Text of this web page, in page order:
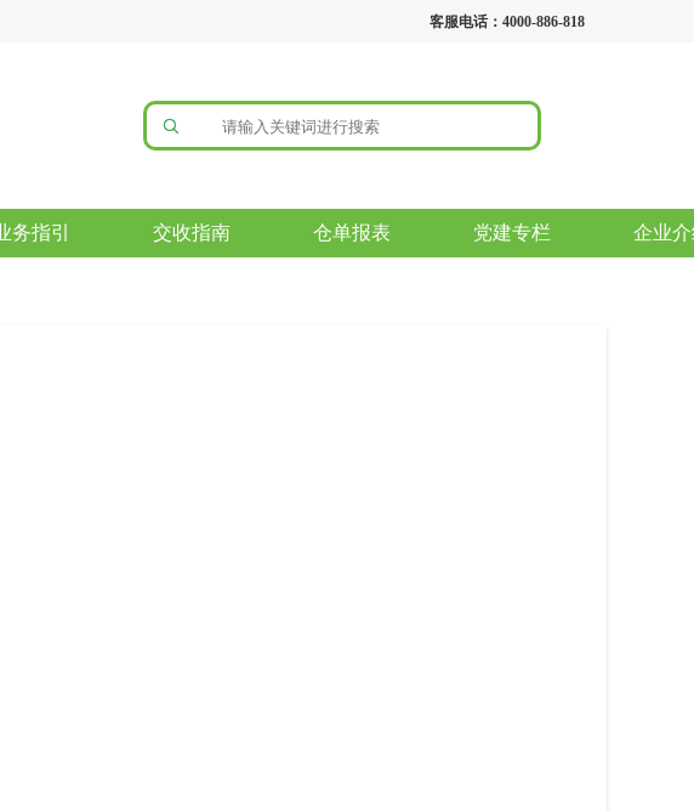
客服电话：4000-886-818
务指引 交收指南 仓单报表 党建专栏 企业